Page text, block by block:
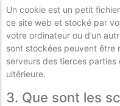
Un cookie est un petit
ce site web et stocké par
votre ordinateur ou d’un
sont stockées peuvent être
serveurs des tierces parties
ultérieure.
3. Que sont les